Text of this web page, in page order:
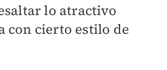
lo atractivo
con cierto estilo de